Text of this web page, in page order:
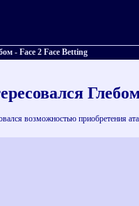
- Face 2 Face Betting
возможностью приобретения